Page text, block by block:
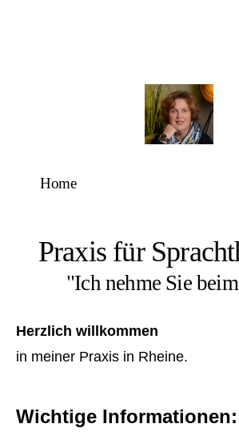
Home
Praxis für
"Ich nehme Sie
Herzlich willkommen
in meiner Praxis in Rheine.
Wichtige Informationen: